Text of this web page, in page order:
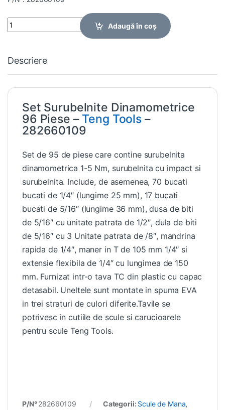
Quantity
Adaugă în coș
Descriere
Set Surubelnite Dinamometrice
96 Piese – Teng Tools –
282660109
Set de 95 de piese care contine surubelnita
dinamometrica 1-5 Nm, surubelnita cu impact si
surubelnita. Include, de asemenea, 70 bucati
bucati de 1/4″ (lungime 25 mm), 17 bucati
bucati de 5/16″ (lungime 36 mm), dusa de biti
de 5/16″ cu unitate patrata de 1/2″, dula de biti
de 5/16″ cu 3 Unitate patrata de /8″, mandrina
rapida de 1/4″, maner in T de 105 mm 1/4″ si
extensie flexibila de 1/4″ cu lungimea de 150
mm. Furnizat intr-o tava TC din plastic cu capac
detasabil. Uneltele sunt montate in spuma EVA
in trei straturi de culori diferite.Tavile se
potrivesc in cutiile de scule si carucioarele
pentru scule Teng Tools.
P/N°282660109 Categorii: Scule de Mana,